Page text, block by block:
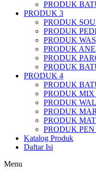
PRODUK
PRODUK 3
PRODUK
PRODUK
PRODUK
PRODUK
PRODUK
PRODUK
PRODUK 4
PRODUK
PRODUK
PRODUK
PRODUK
PRODUK
PRODUK
Katalog Produk
Daftar Isi
Menu